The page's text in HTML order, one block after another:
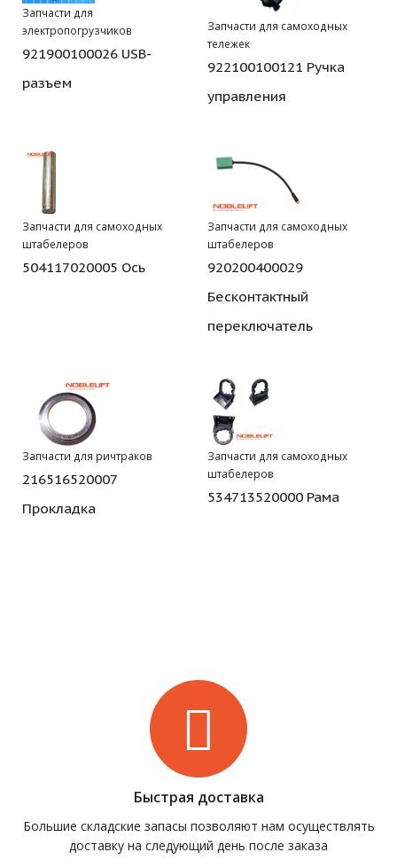
Запчасти для
электропогрузчиков
921900100026 USB-
разъем
Запчасти для самоходных
тележек
922100100121 Ручка
управления
Запчасти для самоходных
штабелеров
504117020005 Ось
Запчасти для самоходных
штабелеров
920200400029
Бесконтактный
переключатель
Запчасти для ричтраков
216516520007
Прокладка
Запчасти для самоходных
штабелеров
534713520000 Рама
Быстрая доставка
Большие складские запасы позволяют нам осуществлять
доставку на следующий день после заказа